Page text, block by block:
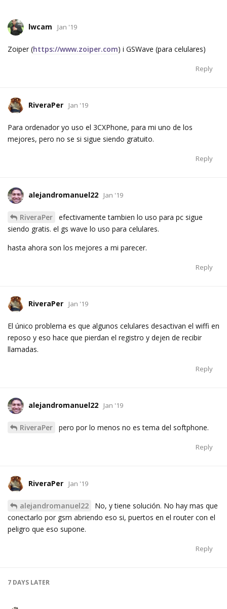
lwcam Jan '19
Zoiper (https://www.zoiper.com) i GSWave (para celulares)
Reply
RiveraPer Jan '19
Para ordenador yo uso el 3CXPhone, para mi uno de los
mejores, pero no se si sigue siendo gratuito.
Reply
alejandromanuel22 Jan '19
RiveraPer
efectivamente tambien lo uso para pc sigue
siendo gratis. el gs wave lo uso para celulares.
hasta ahora son los mejores a mi parecer.
Reply
RiveraPer Jan '19
El único problema es que algunos celulares desactivan el wiffi en
reposo y eso hace que pierdan el registro y dejen de recibir
llamadas.
Reply
alejandromanuel22 Jan '19
RiveraPer pero por lo menos no es tema del softphone.
Reply
RiveraPer Jan '19
alejandromanuel22
No, y tiene solución. No hay mas que
conectarlo por gsm abriendo eso si, puertos en el router con el
peligro que eso supone.
Reply
7 DAYS LATER